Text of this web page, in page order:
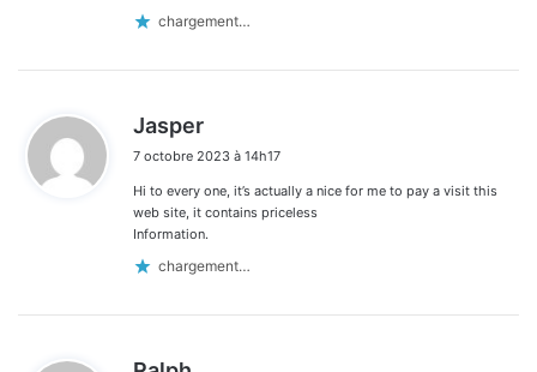
chargement…
Jasper
t
:
7 octobre 2023 à 14h17
Hi to every one, it’s actually a nice for me to pay a visit this
web site, it contains priceless
Information.
chargement…